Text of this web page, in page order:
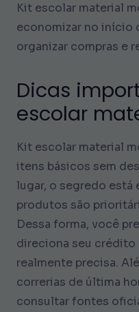
Kit escolar material
economizar no início
organizar compras e
Dicas
escolar
Kit escolar material
itens básicos sem
lugar, o segredo está
produtos são
Dessa forma, você
direciona seu crédito
realmente precisa.
correrias de última
consultar fontes